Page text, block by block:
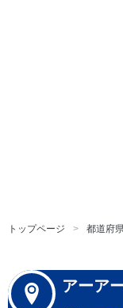
トップページ 都道府
アーア